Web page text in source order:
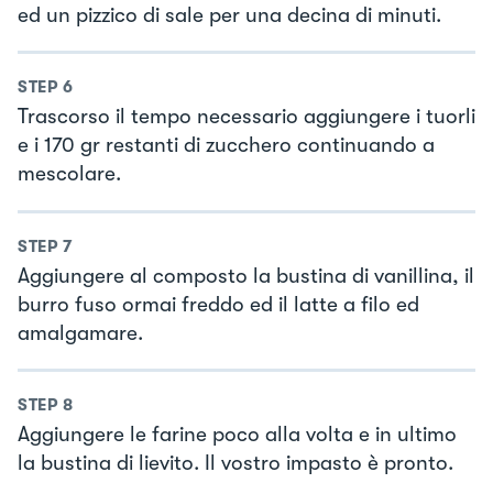
ed un pizzico di sale per una decina di minuti.
STEP 6
Trascorso il tempo necessario aggiungere i tuorli
e i 170 gr restanti di zucchero continuando a
mescolare.
STEP 7
Aggiungere al composto la bustina di vanillina, il
burro fuso ormai freddo ed il latte a filo ed
amalgamare.
STEP 8
Aggiungere le farine poco alla volta e in ultimo
la bustina di lievito. Il vostro impasto è pronto.